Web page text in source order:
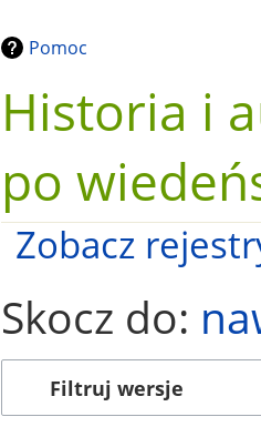
Pomoc
Historia i
po
Zobacz
Skocz do:
Filtruj wersje